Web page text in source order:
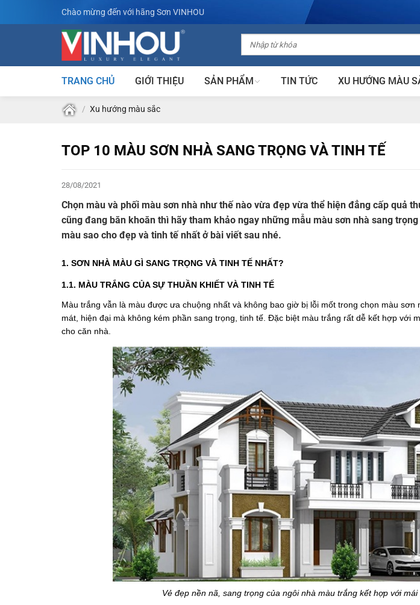
to
Chào mừng đến với hãng Sơn VINHOU
TRANG CHỦ GIỚI THIỆU SẢN PHẨM TIN TỨC XU HƯỚNG MÀU
/ Xu hướng màu sắc
TOP 10 MÀU SƠN NHÀ SANG TRỌNG VÀ TINH TẾ
28/08/2021
Chọn màu và phối màu sơn nhà như thế nào vừa đẹp vừa thể hiện đẳng cấp quả
cũng đang băn khoăn thì hãy tham khảo ngay những mẫu màu sơn nhà sang
màu sao cho đẹp và tinh tế nhất ở bài viết sau nhé.
1. SƠN NHÀ MÀU GÌ SANG TRỌNG VÀ TINH TẾ NHẤT?
1.1. MÀU TRẮNG CỦA SỰ THUẦN KHIẾT VÀ TINH TẾ
Màu trắng vẫn là màu được ưa chuộng nhất và không bao giờ bị lỗi mốt trong chọn màu
mát, hiện đại mà không kém phần sang trọng, tinh tế. Đặc biệt màu trắng rất dễ kết hợp với
cho căn nhà.
Vẻ đẹp nền nã, sang trọng của ngôi nhà màu trắng kết hợp với mái